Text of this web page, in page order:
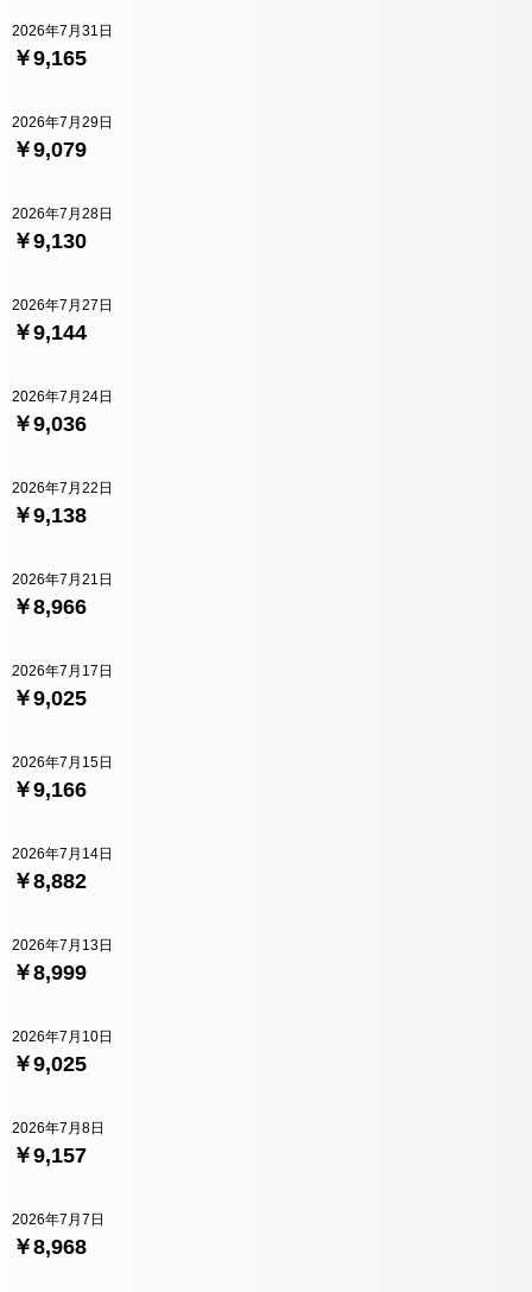
￥9,165
2026年7月31日
￥9,079
2026年7月29日
￥9,130
2026年7月28日
￥9,144
2026年7月27日
￥9,036
2026年7月24日
￥9,138
2026年7月22日
￥8,966
2026年7月21日
￥9,025
2026年7月17日
￥9,166
2026年7月15日
￥8,882
2026年7月14日
￥8,999
2026年7月13日
￥9,025
2026年7月10日
￥9,157
2026年7月8日
￥8,968
2026年7月7日